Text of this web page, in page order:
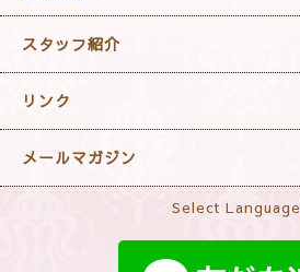
スタッフ紹介
リンク
メールマガジン
Select Language